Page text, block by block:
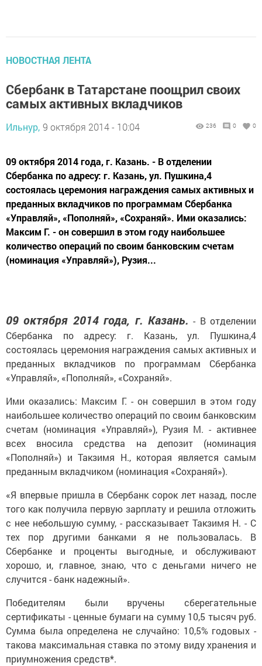
НОВОСТНАЯ ЛЕНТА
Сбербанк в Татарстане поощрил своих
самых активных вкладчиков
Ильнур, 9 октября 2014 - 10:04 236 0 0
09 октября 2014 года, г. Казань. - В отделении
Сбербанка по адресу: г. Казань, ул. Пушкина,4
состоялась церемония награждения самых активных и
преданных вкладчиков по программам Сбербанка
«Управляй», «Пополняй», «Сохраняй». Ими оказались:
Максим Г. - он совершил в этом году наибольшее
количество операций по своим банковским счетам
(номинация «Управляй»), Рузия...
09 октября 2014 года, г. Казань. - В отделении
Сбербанка по адресу: г. Казань, ул. Пушкина,4
состоялась церемония награждения самых активных и
преданных вкладчиков по программам Сбербанка
«Управляй», «Пополняй», «Сохраняй».
Ими оказались: Максим Г. - он совершил в этом году
наибольшее количество операций по своим банковским
счетам (номинация «Управляй»), Рузия М. - активнее
всех вносила средства на депозит (номинация
«Пополняй») и Такзимя Н., которая является самым
преданным вкладчиком (номинация «Сохраняй»).
«Я впервые пришла в Сбербанк сорок лет назад, после
того как получила первую зарплату и решила отложить
с нее небольшую сумму, - рассказывает Такзимя Н. - С
тех пор другими банками я не пользовалась. В
Сбербанке и проценты выгодные, и обслуживают
хорошо, и, главное, знаю, что с деньгами ничего не
случится - банк надежный».
Победителям были вручены сберегательные
сертификаты - ценные бумаги на сумму 10,5 тысяч руб.
Сумма была определена не случайно: 10,5% годовых -
такова максимальная ставка по этому виду хранения и
приумножения средств*.